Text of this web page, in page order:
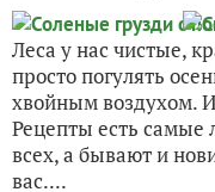
Леса у нас чистые,
просто погулять
хвойным воздухом.
Рецепты есть
всех, а бывают и
вас....